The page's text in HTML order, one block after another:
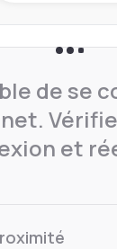
de se
et